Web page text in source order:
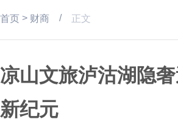
首页 > 财商 / 正文
凉山文旅泸沽湖隐
新纪元